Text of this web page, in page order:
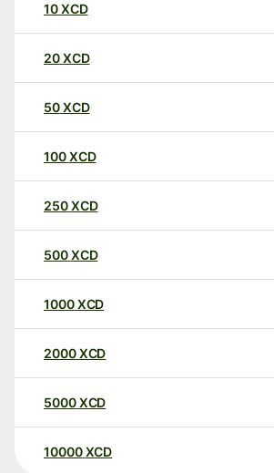
10XCD
20XCD
50XCD
100XCD
250XCD
500XCD
1000XCD
2000XCD
5000XCD
10000 XCD